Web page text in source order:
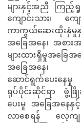
များနှင့်အညီ ကြည့်
ကျောင်းသား၊ ကျေ
ကာကွယ်ဆေးထို
အခြေအနေ၊ အစား
များထားရှိမှုအခြေ
အခြေအနေ၊ သန့်
ဆောင်ရွက်ပေးနေမှု
ရုပ်ပိုင်းဆိုင်ရာ ဖွံ့ဖ
ပေးမှု အခြေအနေနှင့်
လာစေရန် လေ့ကျ